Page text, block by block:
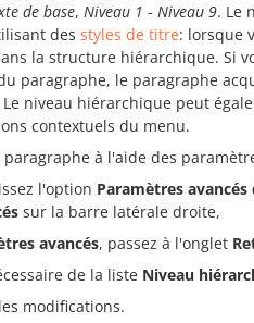
de base, Niveau 1 - Niveau 9. Le
des styles de titre: lorsque
la structure hiérarchique. Si
paragraphe, le paragraphe
niveau hiérarchique peut
contextuels du menu.
à l'aide des
l'option Paramètres
sur la barre latérale droite,
avancés, passez à l'onglet
de la liste Niveau
modifications.